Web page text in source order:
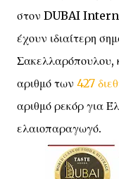
στον DUBAI
έχουν ιδιαίτερη
Σακελλαρόπουλου,
αριθμό των 427
αριθμό ρεκόρ για
ελαιοπαραγωγό.